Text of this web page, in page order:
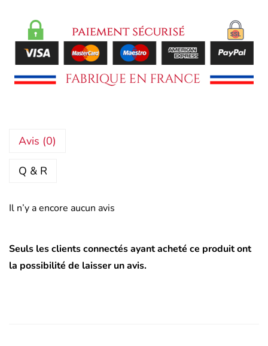
Avis (0)
Q & R
Il n’y a encore aucun avis
Seuls les clients connectés ayant acheté ce produit ont
la possibilité de laisser un avis.